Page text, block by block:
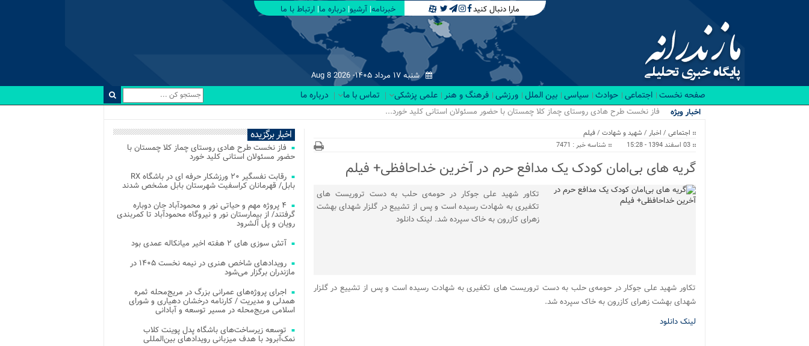
مارا دنبال کنید خبرنامه آرشیو درباره ما ارتباط با ما
شنبه ۱۷ مرداد ۱۴۰۵- Aug 8 2026
صفحه نخست اجتماعی حوادث سیاسی بین الملل ورزشی فرهنگ و هنر علمی پزشکی تماس با ما درباره ما
اخبار ویژه رقا_
اجتماعی / اخبار / شهید و شهادت /فیلم
03 اسفند 1394 - 15:28
شناسه خبر : 7471
گریه های بی‌امان کودک یک مدافع حرم در آخرین خداحافظی+ فیلم
تکاور شهید علی جوکار در حومه‌ی حلب به دست تروریست های
تکفیری به شهادت رسیده است و پس از تشییع در گلزار شهدای بهشت
زهرای کازرون به خاک سپرده شد. لینک دانلود
تکاور شهید علی جوکار در حومه‌ی حلب به دست تروریست های تکفیری به شهادت رسیده است و پس از تشییع در گلزار
شهدای بهشت زهرای کازرون به خاک سپرده شد.
لینک دانلود
اخبار برگزیده
فاز نخست طرح هادی روستای چماز کلا چمستان با
حضور مسئولان استانی کلید خورد
رقابت نفسگیر ۲۰ ورزشکار حرفه ای در باشگاه RX
بابل/ قهرمانان کراسفیت شهرستان بابل مشخص شدند
۴ پروژه مهم و حیاتی نور و محمودآباد جان دوباره
گرفتند/ از بیمارستان نور و نیروگاه محمودآباد تا کمربندی
رویان و پل آلشرود
آتش‌ سوزی‌ های ۲ هفته اخیر میانکاله عمدی بود
رویدادهای شاخص هنری در نیمه نخست ۱۴۰۵ در
مازندران برگزار می‌شود
اجرای پروژه‌های عمرانی بزرگ در مریج‌محله ثمره
همدلی و مدیریت / کارنامه درخشان دهیاری و شورای
اسلامی مریج‌محله در مسیر توسعه و آبادانی
توسعه زیرساخت‌های باشگاه پدل پوینت کلاب
نمک‌آبرود با هدف میزبانی رویدادهای بین‌المللی